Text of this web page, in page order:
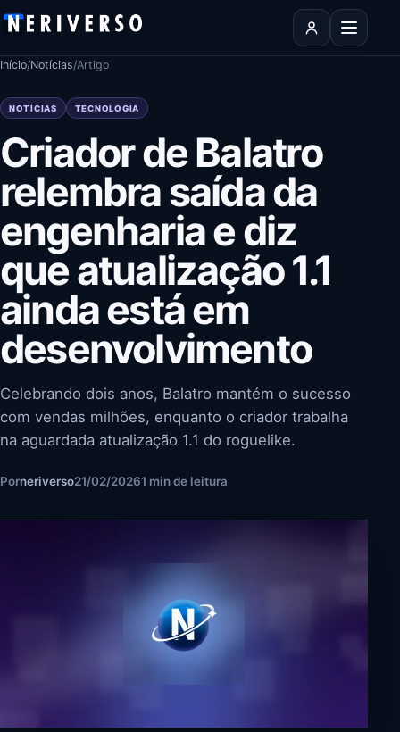
Pular para o conteúdo
Abrir
Início/Notícias/Artigo
NOTÍCIAS TECNOLOGIA
Criador de Balatro
relembra saída da
engenharia e diz
que atualização 1.1
ainda está em
desenvolvimento
Celebrando dois anos, Balatro mantém o sucesso
com vendas milhões, enquanto o criador trabalha
na aguardada atualização 1.1 do roguelike.
Porneriverso21/02/20261 min de leitura